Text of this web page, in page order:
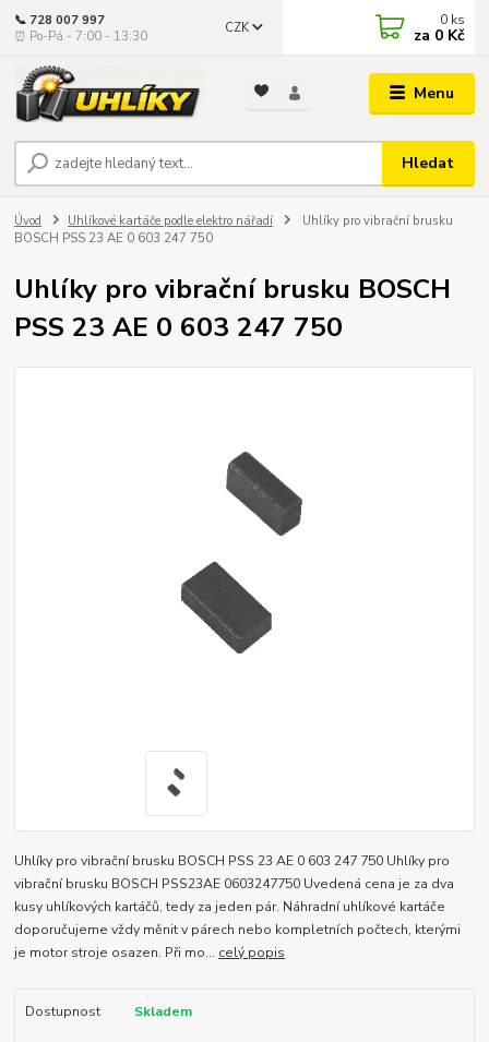
Menu
CZK
Hledat
📞 728 007 997
⏰ Po-Pá - 7:00 - 13:30
0 ks
za 0 Kč
Úvod Uhlíkové kartáče podle elektro nářadí
Uhlíky pro vibrační brusku
BOSCH PSS 23 AE 0 603 247 750
Uhlíky pro vibrační brusku BOSCH
PSS 23 AE 0 603 247 750
Uhlíky pro vibrační brusku BOSCH PSS 23 AE 0 603 247 750 Uhlíky pro
vibrační brusku BOSCH PSS23AE 0603247750 Uvedená cena je za dva
kusy uhlíkových kartáčů, tedy za jeden pár. Náhradní uhlíkové kartáče
doporučujeme vždy měnit v párech nebo kompletních počtech, kterými
je motor stroje osazen. Při mo... celý popis
Dostupnost Skladem